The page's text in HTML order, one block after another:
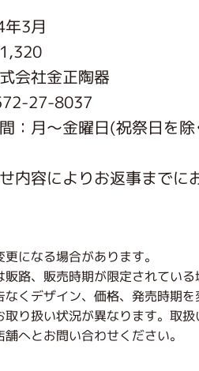
3月
会社金正陶器
27-8037
：月〜金曜日(祝祭日を
内容によりお返事までに
になる場合があります。
路、販売時期が限定されてい
くデザイン、価格、発売時期
り扱い状況が異なります。取
へとお問い合わせください。
う 家庭科部